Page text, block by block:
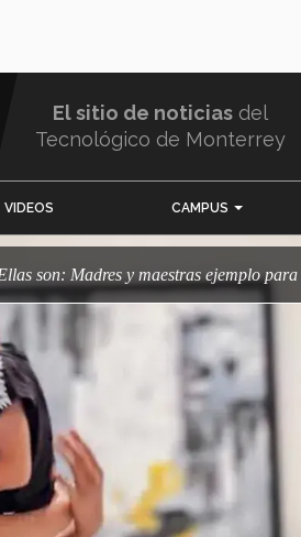
El sitio de noticias del
Tecnológico de Monterrey
VIDEOS CAMPUS
Ellas son: Madres y maestras ejemplo